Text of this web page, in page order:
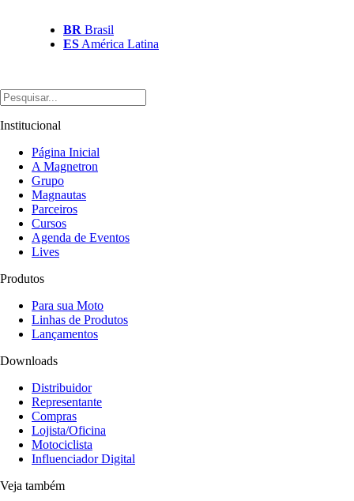
BR Brasil
ES América Latina
Institucional
Página Inicial
A Magnetron
Grupo
Magnautas
Parceiros
Cursos
Agenda de Eventos
Lives
Produtos
Para sua Moto
Linhas de Produtos
Lançamentos
Downloads
Distribuidor
Representante
Compras
Lojista/Oficina
Motociclista
Influenciador Digital
Veja também